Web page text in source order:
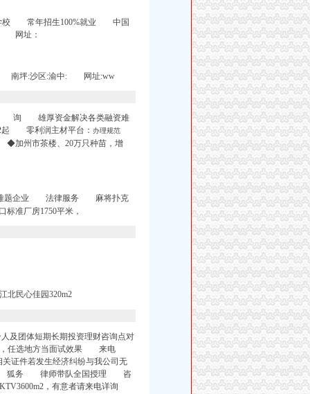
常年招生100%就业 中国
网址：
南坪:沙区:渝中: 网址:ww
雄厚资金解决各类融资难
零利润主材平台： 办理规范
茶楼、20万只种苗，增
难题企业 法律服务 麻将扑克
厂房1750平米，
民心佳园320m2
短期长期投资理财咨询点对
任选地方当面试效果 来电
若发生经济纠纷与我公司无
狐务 律师带队全国授理 咨
， 有意者请来电详询